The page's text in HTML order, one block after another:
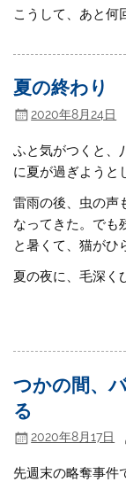
こうして、あと何
夏の終わり
2020年8月24日
ふと気がつくと、
に夏が過ぎようと
雷雨の後、虫の声
なってきた。でも
と暑くて、猫がひ
夏の夜に、毛深く
つかの間、
る
2020年8月17日
先週末の略奪事件